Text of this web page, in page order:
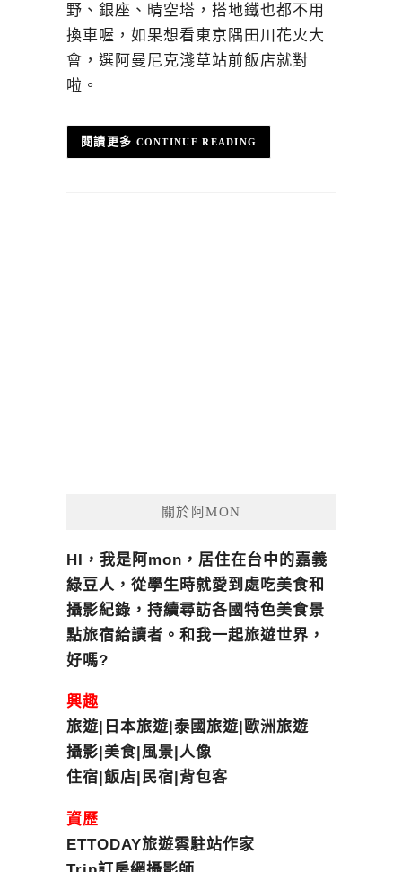
野、銀座、晴空塔，搭地鐵也都不用
換車喔，如果想看東京隅田川花火大
會，選阿曼尼克淺草站前飯店就對
啦。
CONTINUE READING
關於阿MON
HI，我是阿mon，居住在台中的嘉義
綠豆人，從學生時就愛到處吃美食和
攝影紀錄，持續尋訪各國特色美食景
點旅宿給讀者。和我一起旅遊世界，
好嗎?
興趣
旅遊|日本旅遊|泰國旅遊|歐洲旅遊
攝影|美食|風景|人像
住宿|飯店|民宿|背包客
資歷
ETTODAY旅遊雲駐站作家